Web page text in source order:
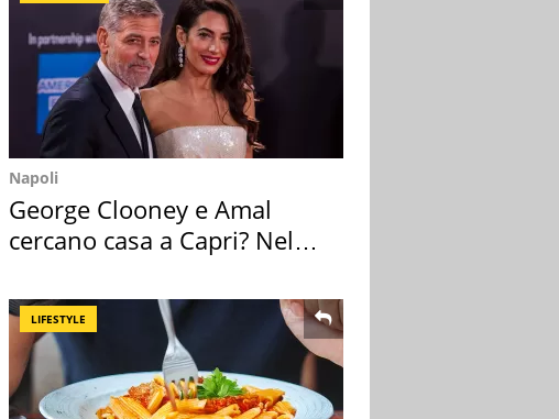
Napoli
George Clooney e Amal
cercano casa a Capri? Nel
LIFESTYLE